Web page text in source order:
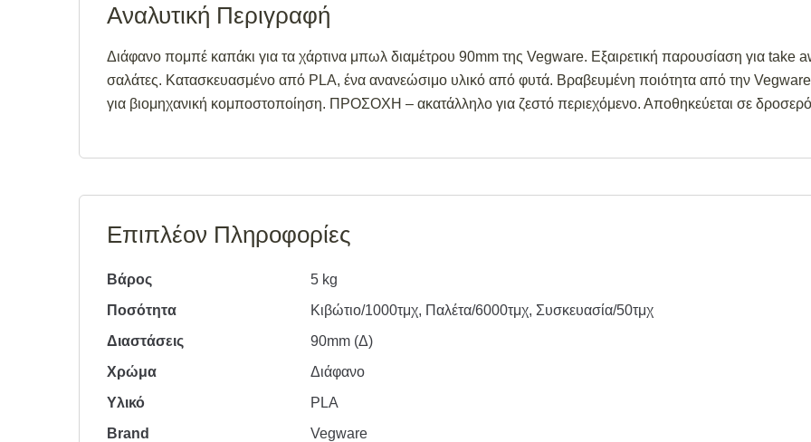
Για περισσότερες
998
Αναλυτική Περιγραφή
Διάφανο πομπέ καπάκι για τα χάρτινα μπωλ διαμέτρου 90mm της Vegware. Εξαιρετική παρουσίαση για take
σαλάτες. Κατασκευασμένο από PLA, ένα ανανεώσιμο υλικό από φυτά. Βραβευμένη ποιότητα από την
για βιομηχανική κομποστοποίηση. ΠΡΟΣΟΧΗ – ακατάλληλο για ζεστό περιεχόμενο. Αποθηκεύεται σε δροσερό
Επιπλέον Πληροφορίες
Βάρος
5 kg
Ποσότητα
Κιβώτιο/1000τμχ, Παλέτα/6000τμχ, Συσκευασία/50τμχ
Διαστάσεις
90mm (Δ)
Χρώμα
Διάφανο
Υλικό
PLA
Brand
Vegware